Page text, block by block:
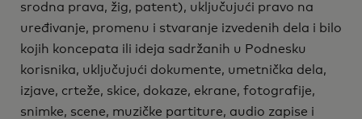
srodna prava, žig, patent), uključujući pravo na
uređivanje, promenu i stvaranje izvedenih dela i bilo
kojih koncepata ili ideja sadržanih u Podnesku
korisnika, uključujući dokumente, umetnička dela,
izjave, crteže, skice, dokaze, ekrane, fotografije,
snimke, scene, muzičke partiture, audio zapise i